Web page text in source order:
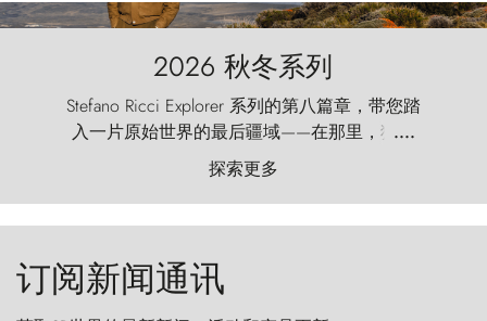
2026 秋冬系列
Stefano Ricci Explorer 系列的第八篇章，带您踏
入一片原始世界的最后疆域——在那里，狂风
以远古的怒号雕琢着自然，而百内塔（Torres
del Paine）则宛如石砌的哨兵，傲然向苍穹发
起挑战。
....
探索更多
订阅新闻通讯